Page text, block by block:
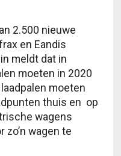
2.500 nieuwe
en Eandis
meldt dat in
moeten in 2020
moeten
thuis en op
wagens
wagen te